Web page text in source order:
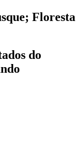
Floresta
do